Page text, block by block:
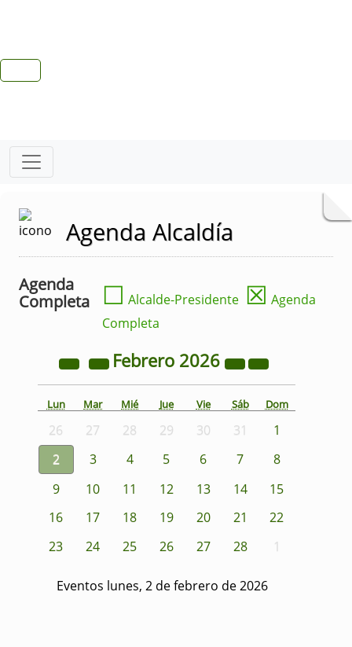
Agenda Alcaldía
Agenda
Completa
☐ Alcalde-Presidente ☒ Agenda
Completa
Febrero 2026
Lun Mar Mié Jue Vie Sáb Dom
26 27 28 29 30 31
1
2
3 4 5 6 7
8
9
10 11 12 13 14
15
16
17 18 19 20 21
22
23
24 25 26 27 28 1
Eventos lunes, 2 de febrero de 2026